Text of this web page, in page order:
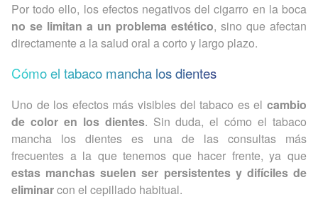
Por todo ello, los efectos negativos del cigarro en la boca
no se limitan a un problema estético, sino que afectan
directamente a la salud oral a corto y largo plazo.
Cómo el tabaco mancha los dientes
Uno de los efectos más visibles del tabaco es el cambio
de color en los dientes. Sin duda, el cómo el tabaco
mancha los dientes es una de las consultas más
frecuentes a la que tenemos que hacer frente, ya que
estas manchas suelen ser persistentes y difíciles de
eliminarcon el cepillado habitual.